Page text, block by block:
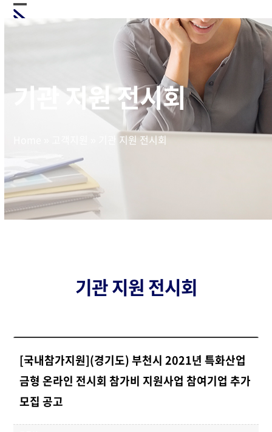
Skip
to Open
Close
기관 지원 전시회
기관 지원 전시회
기관 지원 전시회
[국내참가지원](경기도) 부천시 2021년 특화산업
금형 온라인 전시회 참가비 지원사업 참여기업 추가
모집 공고